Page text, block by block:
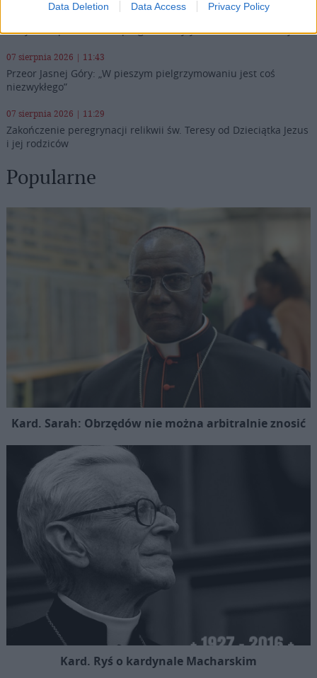
Data Deletion Data Access Privacy Policy
07 sierpnia 2026 | 12:10
Watykan: opublikowano program wizyty Leona XIV we Francji
07 sierpnia 2026 | 11:43
Przeor Jasnej Góry: „W pieszym pielgrzymowaniu jest coś
niezwykłego”
07 sierpnia 2026 | 11:29
Zakończenie peregrynacji relikwii św. Teresy od Dzieciątka Jezus
i jej rodziców
Popularne
Kard. Sarah: Obrzędów nie można arbitralnie znosić
Kard. Ryś o kardynale Macharskim